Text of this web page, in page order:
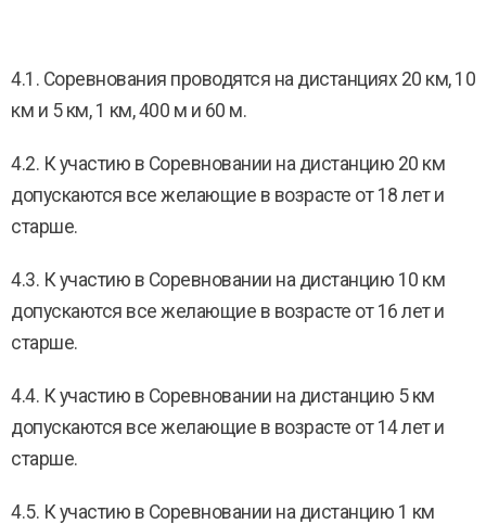
4.1. Соревнования проводятся на дистанциях 20 км, 10
км и 5 км, 1 км, 400 м и 60 м.
4.2. К участию в Соревновании на дистанцию 20 км
допускаются все желающие в возрасте от 18 лет и
старше.
4.3. К участию в Соревновании на дистанцию 10 км
допускаются все желающие в возрасте от 16 лет и
старше.
4.4. К участию в Соревновании на дистанцию 5 км
допускаются все желающие в возрасте от 14 лет и
старше.
4.5. К участию в Соревновании на дистанцию 1 км